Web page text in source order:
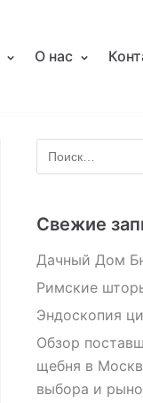
О нас
Свежие
Дачный Дом
Римские
Эндоскопия
Обзор
щебня в
выбора и